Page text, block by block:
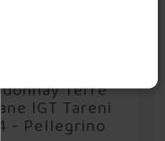
Terre
IGT Tareni
- Pellegrino